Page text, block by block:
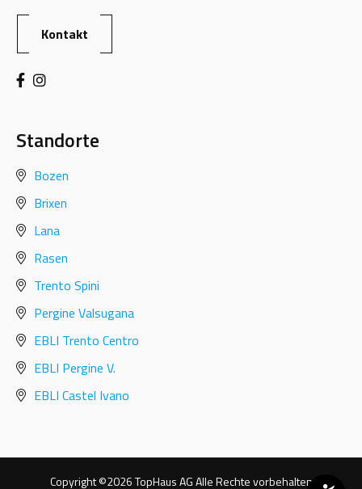
Kontakt
Standorte
Bozen
Brixen
Lana
Rasen
Trento Spini
Pergine Valsugana
EBLI Trento Centro
EBLI Pergine V.
EBLI Castel Ivano
Copyright ©2026 TopHaus AG Alle Rechte vorbehalten